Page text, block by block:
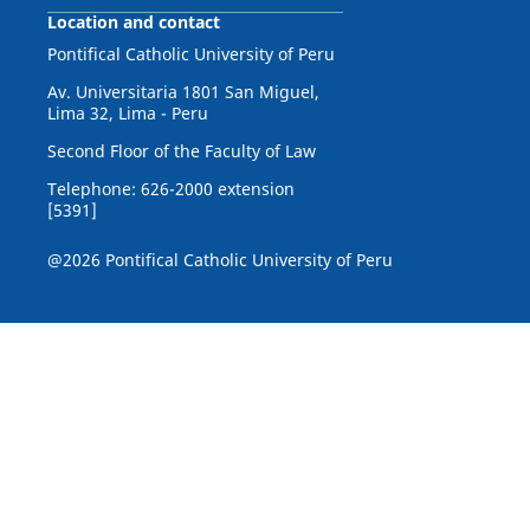
Location and contact
Pontifical Catholic University of Peru
Av. Universitaria 1801 San Miguel,
Lima 32, Lima - Peru
Second Floor of the Faculty of Law
Telephone: 626-2000 extension
[5391]
@2026 Pontifical Catholic University of Peru